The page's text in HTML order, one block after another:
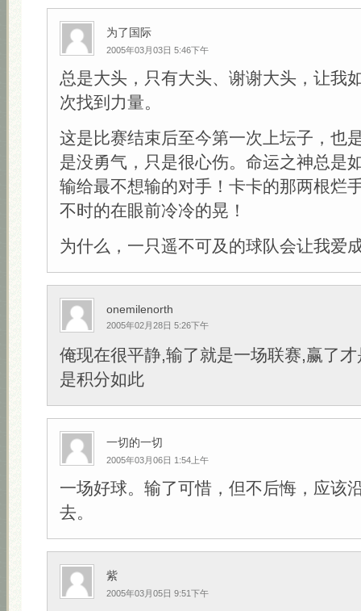
为了国际
2005年03月03日 5:46下午
总是大头，只有大头、谢谢大头，让我
次找到力量。
这是比赛结束后至今第一次上坛子，也
是没勇气，只是很心伤。命运之神总是
输给最不想输的对手！卡卡的那两根烂
不时的在眼前冷冷的晃！
为什么，一只遥不可及的球队会让我爱
onemilenorth
2005年02月28日 5:26下午
俺现在很平静,输了就是一场联赛,赢了
是积分如此
一切的一切
2005年03月06日 1:54上午
一场好球。输了可惜，但不后悔，应该
去。
紫
2005年03月05日 9:51下午